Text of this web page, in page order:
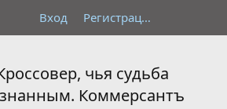
Вход Регистрация
чья судьба
Коммерсантъ